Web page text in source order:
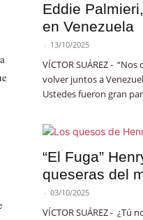
Eddie
en Venezuela
- 13/10/2025
VÍCTOR SUÁREZ -
volver juntos a
Ustedes fueron gran
“El Fuga”
queseras del
- 03/10/2025
VÍCTOR SUÁREZ - ¿Tú